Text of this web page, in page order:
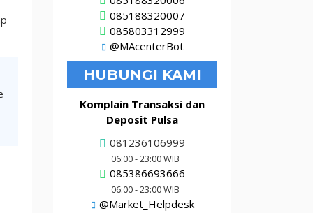
085188320007
085803312999
@MAcenterBot
HUBUNGI KAMI
Komplain Transaksi dan
Deposit Pulsa
081236106999
06:00 - 23:00 WIB
085386693666
06:00 - 23:00 WIB
@Market_Helpdesk